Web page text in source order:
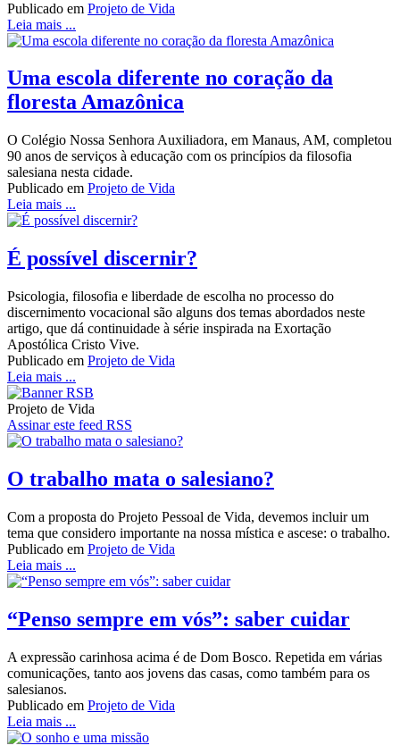
Publicado em Projeto de Vida
Leia mais ...
Uma escola diferente no coração da
floresta Amazônica
O Colégio Nossa Senhora Auxiliadora, em Manaus, AM, completou
90 anos de serviços à educação com os princípios da filosofia
salesiana nesta cidade.
Publicado em Projeto de Vida
Leia mais ...
É possível discernir?
Psicologia, filosofia e liberdade de escolha no processo do
discernimento vocacional são alguns dos temas abordados neste
artigo, que dá continuidade à série inspirada na Exortação
Apostólica Cristo Vive.
Publicado em Projeto de Vida
Leia mais ...
Projeto de Vida
Assinar este feed RSS
O trabalho mata o salesiano?
Com a proposta do Projeto Pessoal de Vida, devemos incluir um
tema que considero importante na nossa mística e ascese: o trabalho.
Publicado em Projeto de Vida
Leia mais ...
“Penso sempre em vós”: saber cuidar
A expressão carinhosa acima é de Dom Bosco. Repetida em várias
comunicações, tanto aos jovens das casas, como também para os
salesianos.
Publicado em Projeto de Vida
Leia mais ...